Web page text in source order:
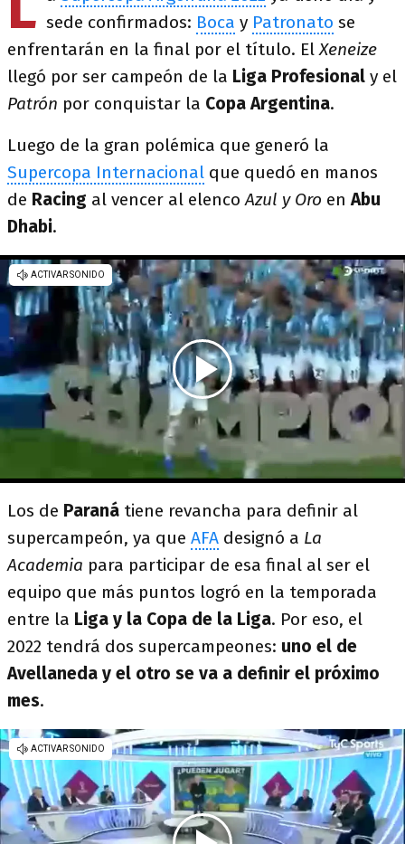
sede confirmados: Boca y Patronato se
enfrentarán en la final por el título. ElXeneize
llegó por ser campeón de la Liga Profesional y el
Patrón por conquistar la Copa Argentina.
Luego de la gran polémica que generó la
Supercopa Internacional que quedó en manos
de Racing al vencer al elencoAzul y Oro enAbu
Dhabi.
Los de Paraná tiene revancha para definir al
supercampeón, ya que AFA designó a La
Academia para participar de esa final al ser el
equipo que más puntos logró en la temporada
entre la Liga y la Copa de la Liga. Por eso, el
2022 tendrá dos supercampeones: uno el de
Avellaneda y el otro se va a definir el próximo
mes.